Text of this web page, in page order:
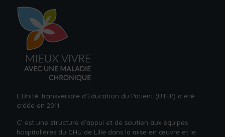
L’Unité Transversale d’Education du Patient (UTEP) a été
créée en 2011.
C’ est une structure d’appui et de soutien aux équipes
hospitalières du CHU de Lille dans la mise en œuvre et le